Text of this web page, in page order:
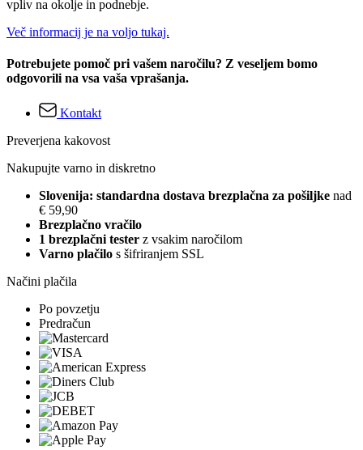
vpliv na okolje in podnebje.
Več informacij je na voljo tukaj.
Potrebujete pomoč pri vašem naročilu? Z veseljem bomo
odgovorili na vsa vaša vprašanja.
Kontakt
Preverjena kakovost
Nakupujte varno in diskretno
Slovenija: standardna dostava brezplačna za pošiljke nad
€ 59,90
Brezplačno vračilo
1 brezplačni tester z vsakim naročilom
Varno plačilo s šifriranjem SSL
Načini plačila
Po povzetju
Predračun